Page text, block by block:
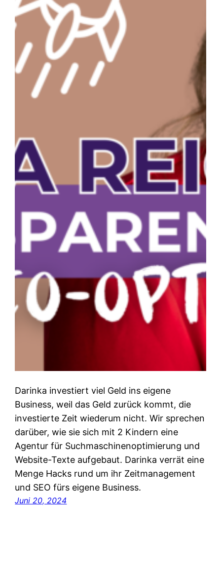
Darinka investiert viel Geld ins eigene
Business, weil das Geld zurück kommt, die
investierte Zeit wiederum nicht. Wir sprechen
darüber, wie sie sich mit 2 Kindern eine
Agentur für Suchmaschinenoptimierung und
Website-Texte aufgebaut. Darinka verrät eine
Menge Hacks rund um ihr Zeitmanagement
und SEO fürs eigene Business.
Juni 20, 2024